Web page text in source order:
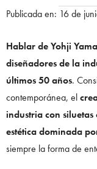
Publicada en: 16 de
Hablar de Yohji
diseñadores de la
últimos 50 años.
contemporánea, el
industria con siluetas
estética dominada
siempre la forma de